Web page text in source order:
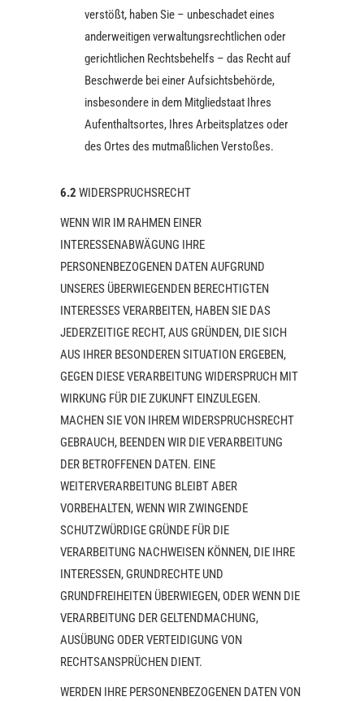
verstößt, haben Sie – unbeschadet eines
anderweitigen verwaltungsrechtlichen oder
gerichtlichen Rechtsbehelfs – das Recht auf
Beschwerde bei einer Aufsichtsbehörde,
insbesondere in dem Mitgliedstaat Ihres
Aufenthaltsortes, Ihres Arbeitsplatzes oder
des Ortes des mutmaßlichen Verstoßes.
6.2 WIDERSPRUCHSRECHT
WENN WIR IM RAHMEN EINER
INTERESSENABWÄGUNG IHRE
PERSONENBEZOGENEN DATEN AUFGRUND
UNSERES ÜBERWIEGENDEN BERECHTIGTEN
INTERESSES VERARBEITEN, HABEN SIE DAS
JEDERZEITIGE RECHT, AUS GRÜNDEN, DIE SICH
AUS IHRER BESONDEREN SITUATION ERGEBEN,
GEGEN DIESE VERARBEITUNG WIDERSPRUCH MIT
WIRKUNG FÜR DIE ZUKUNFT EINZULEGEN.
MACHEN SIE VON IHREM WIDERSPRUCHSRECHT
GEBRAUCH, BEENDEN WIR DIE VERARBEITUNG
DER BETROFFENEN DATEN. EINE
WEITERVERARBEITUNG BLEIBT ABER
VORBEHALTEN, WENN WIR ZWINGENDE
SCHUTZWÜRDIGE GRÜNDE FÜR DIE
VERARBEITUNG NACHWEISEN KÖNNEN, DIE IHRE
INTERESSEN, GRUNDRECHTE UND
GRUNDFREIHEITEN ÜBERWIEGEN, ODER WENN DIE
VERARBEITUNG DER GELTENDMACHUNG,
AUSÜBUNG ODER VERTEIDIGUNG VON
RECHTSANSPRÜCHEN DIENT.
WERDEN IHRE PERSONENBEZOGENEN DATEN VON